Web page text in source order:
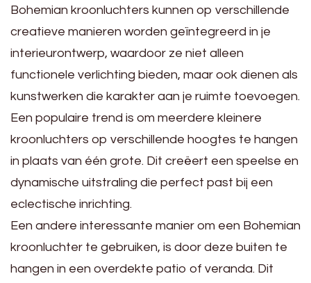
Bohemian kroonluchters kunnen op verschillende
creatieve manieren worden geïntegreerd in je
interieurontwerp, waardoor ze niet alleen
functionele verlichting bieden, maar ook dienen als
kunstwerken die karakter aan je ruimte toevoegen.
Een populaire trend is om meerdere kleinere
kroonluchters op verschillende hoogtes te hangen
in plaats van één grote. Dit creëert een speelse en
dynamische uitstraling die perfect past bij een
eclectische inrichting.
Een andere interessante manier om een Bohemian
kroonluchter te gebruiken, is door deze buiten te
hangen in een overdekte patio of veranda. Dit